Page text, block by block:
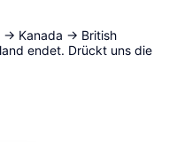
> Kanada -> British
endet. Drückt uns die